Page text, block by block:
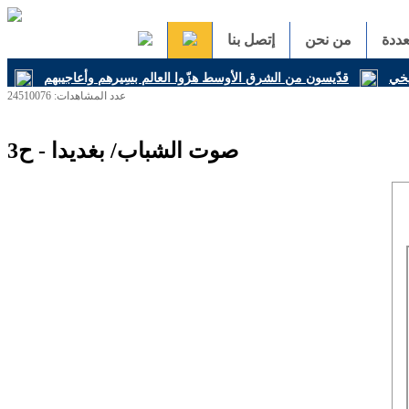
من نحن إتصل بنا
قدّيسون من الشرق الأوسط هزّوا العالم بسِيرهم وأعاجيبهم
عدد المشاهدات: 24510076
صوت الشباب/ بغديدا - ح3